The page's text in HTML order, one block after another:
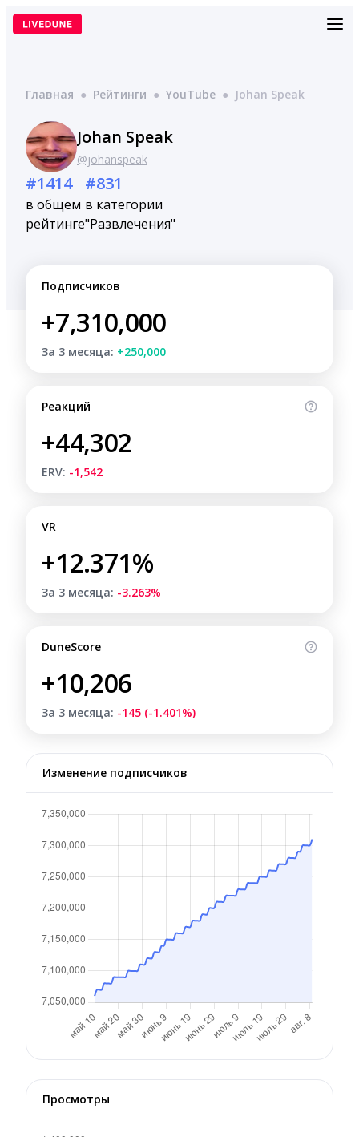
Перейти
Главная ● Рейтинги ● YouTube ● Johan Speak
Johan Speak
@johanspeak
#1414
в общем
рейтинге
#831
в категории
"Развлечения"
Подписчиков
+7,310,000
За 3 месяца: +250,000
Реакций
+44,302
ERV: -1,542
VR
+12.371%
За 3 месяца: -3.263%
DuneScore
+10,206
За 3 месяца: -145 (-1.401%)
Изменение подписчиков
Просмотры